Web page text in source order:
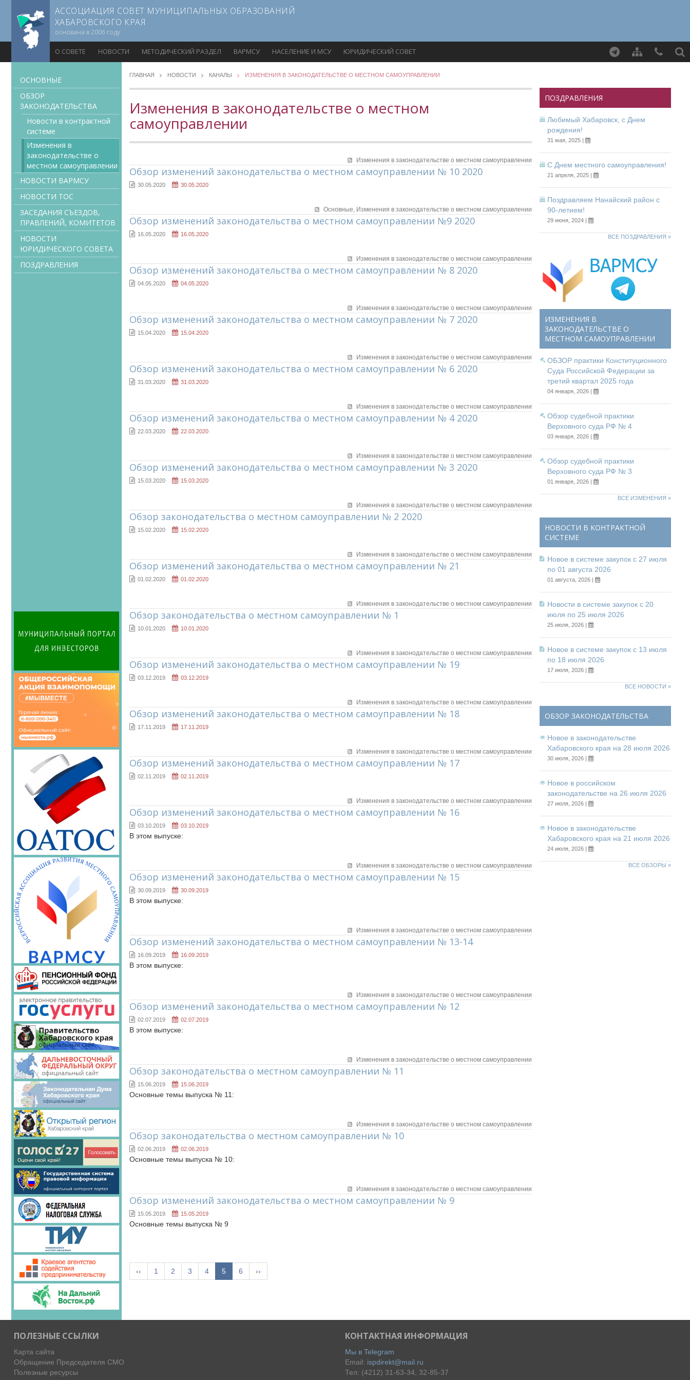
АССОЦИАЦИЯ СОВЕТ МУНИЦИПАЛЬНЫХ ОБРАЗОВАНИЙ
ХАБАРОВСКОГО КРАЯ
основана в 2006 году
О СОВЕТЕ НОВОСТИ МЕТОДИЧЕСКИЙ РАЗДЕЛ ВАРМСУ НАСЕЛЕНИЕ И МСУ ЮРИДИЧЕСКИЙ СОВЕТ
ОСНОВНЫЕ
ОБЗОР
ЗАКОНОДАТЕЛЬСТВА
Новости в контрактной
системе
Изменения в
законодательстве о
местном самоуправлении
НОВОСТИ ВАРМСУ
НОВОСТИ ТОС
ЗАСЕДАНИЯ СЪЕЗДОВ,
ПРАВЛЕНИЙ, КОМИТЕТОВ
НОВОСТИ
ЮРИДИЧЕСКОГО СОВЕТА
ПОЗДРАВЛЕНИЯ
ГЛАВНАЯ НОВОСТИ КАНАЛЫ ИЗМЕНЕНИЯ В ЗАКОНОДАТЕЛЬСТВЕ О МЕСТНОМ САМОУПРАВЛЕНИИ
Изменения в законодательстве о местном
самоуправлении
Изменения в законодательстве о местном самоуправлении
Обзор изменений законодательства о местном самоуправлении № 10 2020
30.05.2020 30.05.2020
Основные, Изменения в законодательстве о местном самоуправлении
Обзор изменений законодательства о местном самоуправлении №9 2020
16.05.2020 16.05.2020
Изменения в законодательстве о местном самоуправлении
Обзор изменений законодательства о местном самоуправлении № 8 2020
04.05.2020 04.05.2020
Изменения в законодательстве о местном самоуправлении
Обзор изменений законодательства о местном самоуправлении № 7 2020
15.04.2020 15.04.2020
Изменения в законодательстве о местном самоуправлении
Обзор изменений законодательства о местном самоуправлении № 6 2020
31.03.2020 31.03.2020
Изменения в законодательстве о местном самоуправлении
Обзор изменений законодательства о местном самоуправлении № 4 2020
22.03.2020 22.03.2020
Изменения в законодательстве о местном самоуправлении
Обзор изменений законодательства о местном самоуправлении № 3 2020
15.03.2020 15.03.2020
Изменения в законодательстве о местном самоуправлении
Обзор законодательства о местном самоуправлении № 2 2020
15.02.2020 15.02.2020
Изменения в законодательстве о местном самоуправлении
Обзор изменений законодательства о местном самоуправлении № 21
01.02.2020 01.02.2020
Изменения в законодательстве о местном самоуправлении
Обзор законодательства о местном самоуправлении № 1
10.01.2020 10.01.2020
Изменения в законодательстве о местном самоуправлении
Обзор изменений законодательства о местном самоуправлении № 19
03.12.2019 03.12.2019
Изменения в законодательстве о местном самоуправлении
Обзор изменений законодательства о местном самоуправлении № 18
17.11.2019 17.11.2019
Изменения в законодательстве о местном самоуправлении
Обзор изменений законодательства о местном самоуправлении № 17
02.11.2019 02.11.2019
Изменения в законодательстве о местном самоуправлении
Обзор изменений законодательства о местном самоуправлении № 16
03.10.2019 03.10.2019
В этом выпуске:
Изменения в законодательстве о местном самоуправлении
Обзор изменений законодательства о местном самоуправлении № 15
30.09.2019 30.09.2019
В этом выпуске:
Изменения в законодательстве о местном самоуправлении
Обзор изменений законодательства о местном самоуправлении № 13-14
16.09.2019 16.09.2019
В этом выпуске:
Изменения в законодательстве о местном самоуправлении
Обзор изменений законодательства о местном самоуправлении № 12
02.07.2019 02.07.2019
В этом выпуске:
Изменения в законодательстве о местном самоуправлении
Обзор законодательства о местном самоуправлении № 11
15.06.2019 15.06.2019
Основные темы выпуска № 11:
Изменения в законодательстве о местном самоуправлении
Обзор законодательства о местном самоуправлении № 10
02.06.2019 02.06.2019
Основные темы выпуска № 10:
Изменения в законодательстве о местном самоуправлении
Обзор изменений законодательства о местном самоуправлении № 9
15.05.2019 15.05.2019
Основные темы выпуска № 9
‹‹ 1 2 3 4 5 6 ››
ПОЗДРАВЛЕНИЯ
Любимый Хабаровск, с Днем
рождения!
31 мая, 2025 |
С Днем местного самоуправления!
21 апреля, 2025 |
Поздравляем Нанайский район с
90-летием!
29 июня, 2024 |
ВСЕ ПОЗДРАВЛЕНИЯ »
ИЗМЕНЕНИЯ В
ЗАКОНОДАТЕЛЬСТВЕ О
МЕСТНОМ САМОУПРАВЛЕНИИ
ОБЗОР практики Конституционного
Суда Российской Федерации за
третий квартал 2025 года
04 января, 2026 |
Обзор судебной практики
Верховного суда РФ № 4
03 января, 2026 |
Обзор судебной практики
Верховного суда РФ № 3
01 января, 2026 |
ВСЕ ИЗМЕНЕНИЯ »
НОВОСТИ В КОНТРАКТНОЙ
СИСТЕМЕ
Новое в системе закупок с 27 июля
по 01 августа 2026
01 августа, 2026 |
Новости в системе закупок с 20
июля по 25 июля 2026
25 июля, 2026 |
Новое в системе закупок с 13 июля
по 18 июля 2026
17 июля, 2026 |
ВСЕ НОВОСТИ »
ОБЗОР ЗАКОНОДАТЕЛЬСТВА
Новое в законодательстве
Хабаровского края на 28 июля 2026
30 июля, 2026 |
Новое в российском
законодательстве на 26 июля 2026
27 июля, 2026 |
Новое в законодательстве
Хабаровского края на 21 июля 2026
24 июля, 2026 |
ВСЕ ОБЗОРЫ »
ПОЛЕЗНЫЕ ССЫЛКИ
Карта сайта
Обращение Председателя СМО
Полезные ресурсы
КОНТАКТНАЯ ИНФОРМАЦИЯ
Мы в Telegram
Email: ispdirekt@mail.ru
Тел: (4212) 31-63-34, 32-85-37